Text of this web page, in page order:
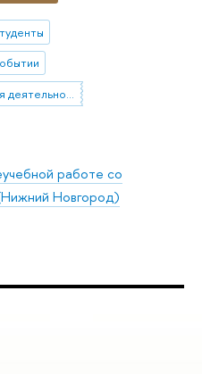
общественная деятельность
работе со
Новгород)